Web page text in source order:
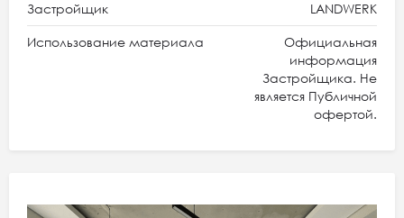
Застройщик LANDWERK
Использование материала
Официальная
информация
Застройщика. Не
является Публичной
офертой.